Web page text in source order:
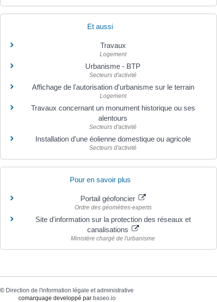
Et aussi
Travaux
Logement
Urbanisme - BTP
Secteurs d'activité
Affichage de l'autorisation d'urbanisme sur le terrain
Logement
Travaux concernant un monument historique ou ses
alentours
Secteurs d'activité
Installation d'une éolienne domestique ou agricole
Secteurs d'activité
Pour en savoir plus
Portail géofoncier
Ordre des géomètres-experts
Site d'information sur la protection des réseaux et
canalisations
Ministère chargé de l'urbanisme
© Direction de l'information légale et administrative
comarquage developpé par baseo.io